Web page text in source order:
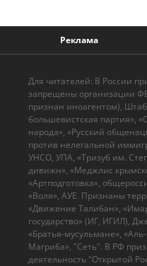
Реклама
Для читателей: В России
запрещены организации
признан иноагентом),
большевистская партия»,
народа», «Русский
против нелегальной
УНСО, УПА, «Тризуб им.
дивижн», «Меджлис
«Артподготовка»,
«Воля», АУЕ. Признаны
«Движение Талибан»,
государство» (ИГ, ИГИЛ),
«Братья-мусульмане»,
Магриба», "Сеть". В РФ
деятельность "Открытой